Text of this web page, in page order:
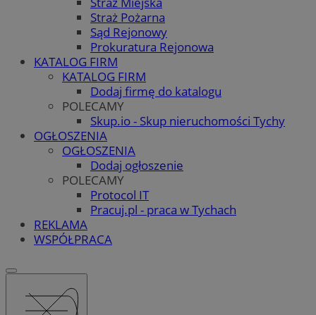
Straż Pożarna
Sąd Rejonowy
Prokuratura Rejonowa
KATALOG FIRM
KATALOG FIRM
Dodaj firmę do katalogu
POLECAMY
Skup.io - Skup nieruchomości Tychy
OGŁOSZENIA
OGŁOSZENIA
Dodaj ogłoszenie
POLECAMY
Protocol IT
Pracuj.pl - praca w Tychach
REKLAMA
WSPÓŁPRACA